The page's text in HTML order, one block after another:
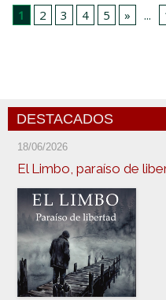
1
2 3 4 5 » ...
DESTACADOS
18/06/2026
El Limbo, paraíso de